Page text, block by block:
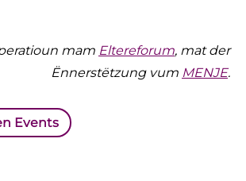
mam Eltereforum, mat der
Ënnerstëtzung vum MENJE.
Events